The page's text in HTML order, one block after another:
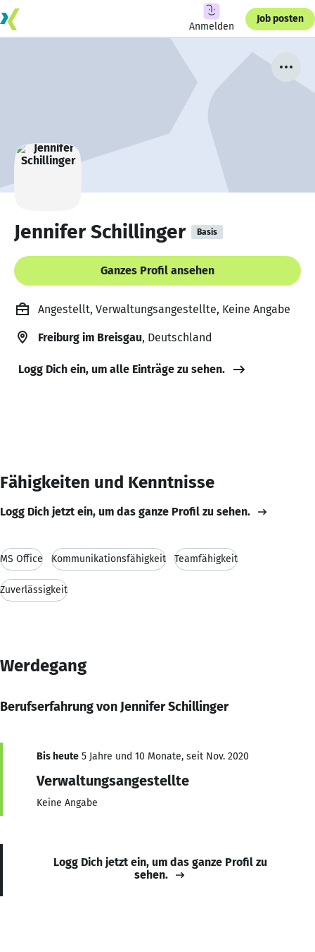
Anmelden
Job posten
Jennifer Schillinger Basis
Ganzes Profil ansehen
Angestellt, Verwaltungsangestellte, Keine Angabe
Freiburg im Breisgau, Deutschland
Logg Dich ein, um alle Einträge zu sehen.
Fähigkeiten und Kenntnisse
Logg Dich jetzt ein, um das ganze Profil zu sehen.
MS Office Kommunikationsfähigkeit Teamfähigkeit
Zuverlässigkeit
Werdegang
Berufserfahrung von Jennifer Schillinger
Bis heute 5 Jahre und 10 Monate, seit Nov. 2020
Verwaltungsangestellte
Keine Angabe
Logg Dich jetzt ein, um das ganze Profil zu
sehen.